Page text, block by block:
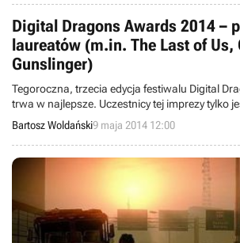
opublikowano nowy zwiastun promujący DLC.
Digital Dragons Awards 2014 –
laureatów (m.in. The Last of Us,
Gunslinger)
Tegoroczna, trzecia edycja festiwalu Digital
trwa w najlepsze. Uczestnicy tej imprezy tylko
brać udział w panelach dyskusyjnych i
zagranicznych deweloperów gier, ale to nie
przygotowali organizatorzy. Nie mogło nie
najlepszych gier zeszłego roku w wybranych
laureatów są m.in. The Last of Us, Call of
Bartosz Woldański9 maja 2014 12:00